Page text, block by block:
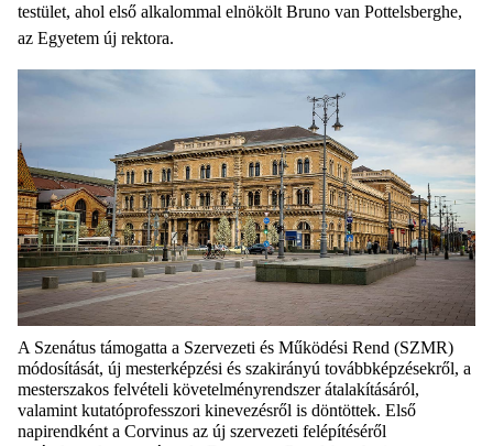
testület, ahol első alkalommal elnökölt Bruno van Pottelsberghe,
az Egyetem új rektora.
A Szenátus támogatta a Szervezeti és Működési Rend (SZMR)
módosítását, új mesterképzési és szakirányú továbbképzésekről, a
mesterszakos felvételi követelményrendszer átalakításáról,
valamint kutatóprofesszori kinevezésről is döntöttek. Első
napirendként a Corvinus az új szervezeti felépítéséről